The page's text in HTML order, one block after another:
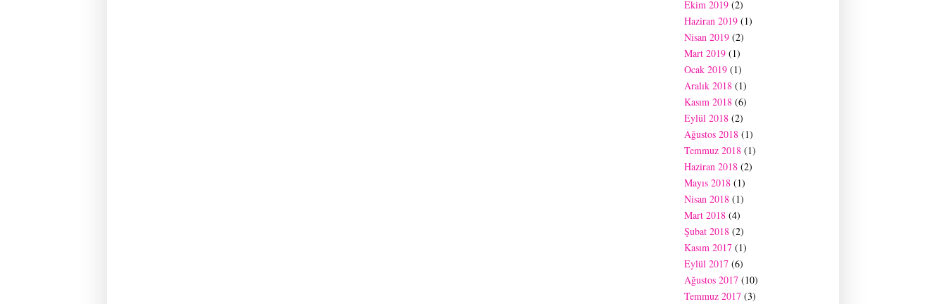
Ekim 2019 (2)
Haziran 2019 (1)
Nisan 2019 (2)
Mart 2019 (1)
Ocak 2019 (1)
Aralık 2018 (1)
Kasım 2018 (6)
Eylül 2018 (2)
Ağustos 2018 (1)
Temmuz 2018 (1)
Haziran 2018 (2)
Mayıs 2018 (1)
Nisan 2018 (1)
Mart 2018 (4)
Şubat 2018 (2)
Kasım 2017 (1)
Eylül 2017 (6)
Ağustos 2017 (10)
Temmuz 2017 (3)